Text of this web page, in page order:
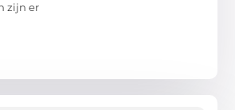
zijn er